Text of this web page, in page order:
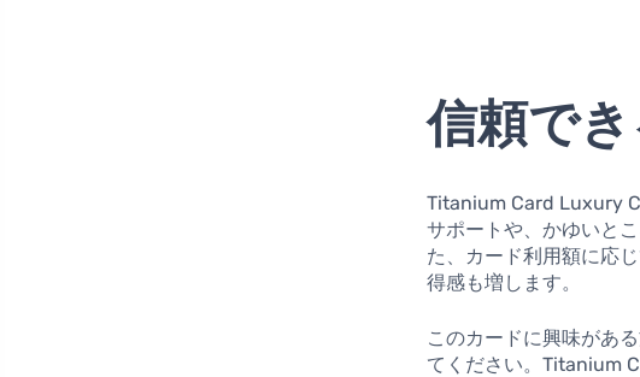
信頼で
Titanium Card Luxury
サポートや、かゆいと
た、カード利用額に応
得感も増します。
このカードに興味があ
てください。Titanium